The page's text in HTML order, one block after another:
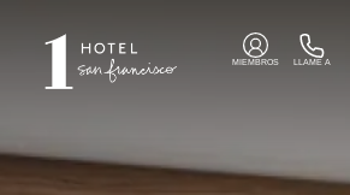
MIEMBROS LLAME A